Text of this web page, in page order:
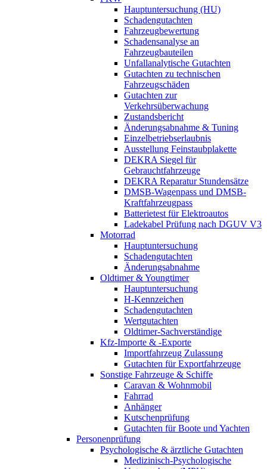
Hauptuntersuchung (HU)
Schadengutachten
Fahrzeugbewertung
Schadensanalyse an
Fahrzeugbauteilen
Unfallanalytische Gutachten
Gutachten zu technischen
Fahrzeugschäden
Gutachten zur
Verkehrsüberwachung
Zustandsbericht
Änderungsabnahme & Tuning
Einzelbetriebserlaubnis
Ausstellung Feinstaubplakette
DEKRA Siegel für
Gebrauchtfahrzeuge
DEKRA Reparatur Stundensätze
DMSB-Wagenpass und DMSB-
Kraftfahrzeugpass
Batterietest für Elektroautos
Ladekabel Prüfung nach DGUV V3
Motorrad
Hauptuntersuchung
Schadengutachten
Änderungsabnahme
Oldtimer & Youngtimer
Hauptuntersuchung
H-Kennzeichen
Schadengutachten
Wertgutachten
Oldtimer-Sachverständige
Kfz-Importe & -Exporte
Importfahrzeug Zulassung
Gutachten für Exportfahrzeuge
Sonstige Fahrzeuge & Schiffe
Caravan & Wohnmobil
Fahrrad
Anhänger
Kutschenprüfung
Gutachten für Boote und Yachten
Personenprüfung
Psychologische & ärztliche Gutachten
Medizinisch-Psychologische